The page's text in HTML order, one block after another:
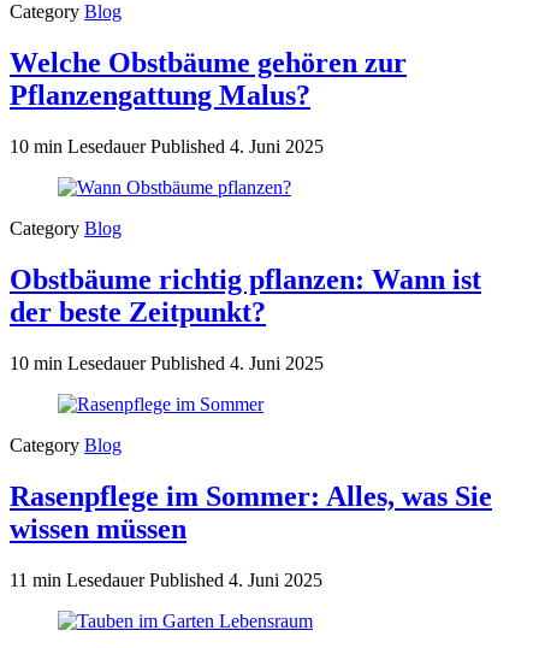
Category Blog
Welche Obstbäume gehören zur
Pflanzengattung Malus?
10 min LesedauerPublished 4. Juni 2025
Category Blog
Obstbäume richtig pflanzen: Wann ist
der beste Zeitpunkt?
10 min LesedauerPublished 4. Juni 2025
Category Blog
Rasenpflege im Sommer: Alles, was Sie
wissen müssen
11 min LesedauerPublished 4. Juni 2025